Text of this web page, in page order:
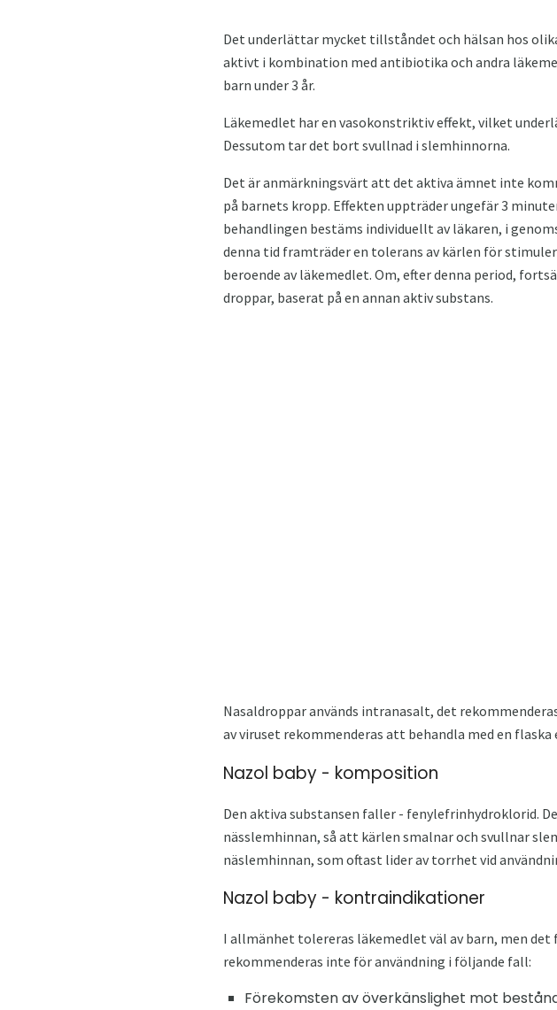
Det underlättar mycket tillståndet och hälsan hos
aktivt i kombination med antibiotika och andra
barn under 3 år.
Läkemedlet har en vasokonstriktiv effekt, vilket
Dessutom tar det bort svullnad i slemhinnorna.
Det är anmärkningsvärt att det aktiva ämnet inte
på barnets kropp. Effekten uppträder ungefär 3
behandlingen bestäms individuellt av läkaren, i
denna tid framträder en tolerans av kärlen för
beroende av läkemedlet. Om, efter denna period,
droppar, baserat på en annan aktiv substans.
Nasaldroppar används intranasalt, det
av viruset rekommenderas att behandla med en flaska
Nazol baby - komposition
Den aktiva substansen faller - fenylefrinhydroklorid.
nässlemhinnan, så att kärlen smalnar och svullnar
näslemhinnan, som oftast lider av torrhet vid
Nazol baby - kontraindikationer
I allmänhet tolereras läkemedlet väl av barn, men
rekommenderas inte för användning i följande fall:
Förekomsten av överkänslighet mot